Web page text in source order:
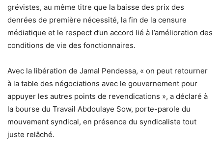
grévistes, au même titre que la baisse des prix des
denrées de première nécessité, la fin de la censure
médiatique et le respect d’un accord lié à l’amélioration des
conditions de vie des fonctionnaires.
Avec la libération de Jamal Pendessa, « on peut retourner
à la table des négociations avec le gouvernement pour
appuyer les autres points de revendications », a déclaré à
la bourse du Travail Abdoulaye Sow, porte-parole du
mouvement syndical, en présence du syndicaliste tout
juste relâché.